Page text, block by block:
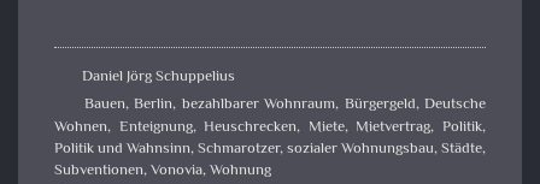
Daniel Jörg Schuppelius
Bauen,Berlin, bezahlbarer Wohnraum, Bürgergeld,Deutsche
Wohnen, Enteignung,Heuschrecken, Miete, Mietvertrag,Politik,
Politik und Wahnsinn,Schmarotzer,sozialer Wohnungsbau,Städte,
Subventionen,Vonovia,Wohnung